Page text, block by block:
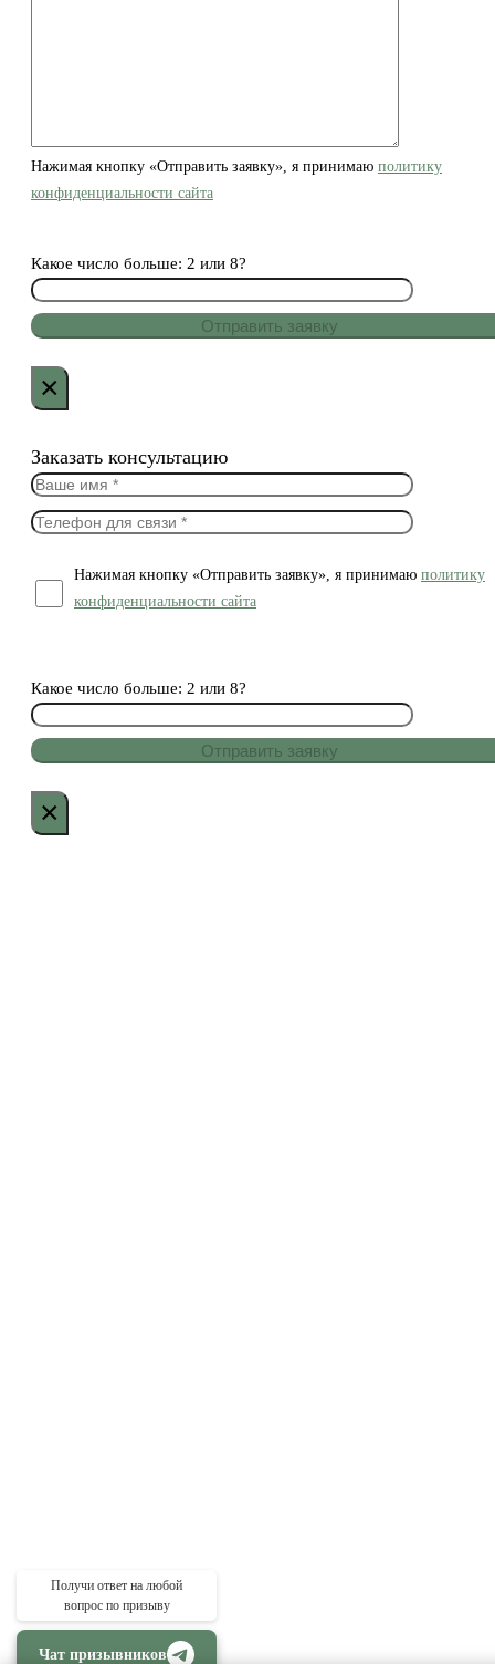
Нажимая кнопку «Отправить заявку», я принимаю политику
конфиденциальности сайта
Какое число больше: 2 или 8?
×
Заказать консультацию
Нажимая кнопку «Отправить заявку», я принимаю политику
конфиденциальности сайта
Какое число больше: 2 или 8?
×
Получи ответ на любой
вопрос по призыву
Чат призывников